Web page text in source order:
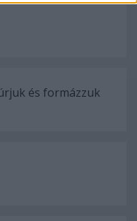
és formázzuk